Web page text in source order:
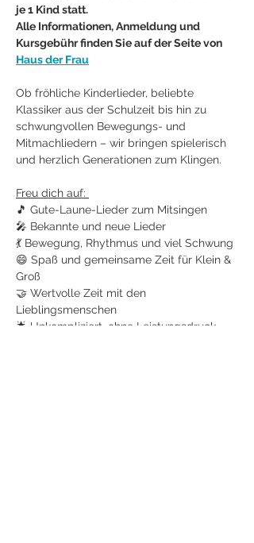
je 1 Kind statt.
Alle Informationen, Anmeldung und
Kursgebühr finden Sie auf der Seite von
Haus der Frau
Ob fröhliche Kinderlieder, beliebte
Klassiker aus der Schulzeit bis hin zu
schwungvollen Bewegungs- und
Mitmachliedern – wir bringen spielerisch
und herzlich Generationen zum Klingen.
Freu dich auf:
🎵 Gute-Laune-Lieder zum Mitsingen
🎤 Bekannte und neue Lieder
💃 Bewegung, Rhythmus und viel Schwung
😄 Spaß und gemeinsame Zeit für Klein &
Groß
🤝 Wertvolle Zeit mit den
Lieblingsmenschen
🌟 Unkompliziert, ohne Leistungsdruck